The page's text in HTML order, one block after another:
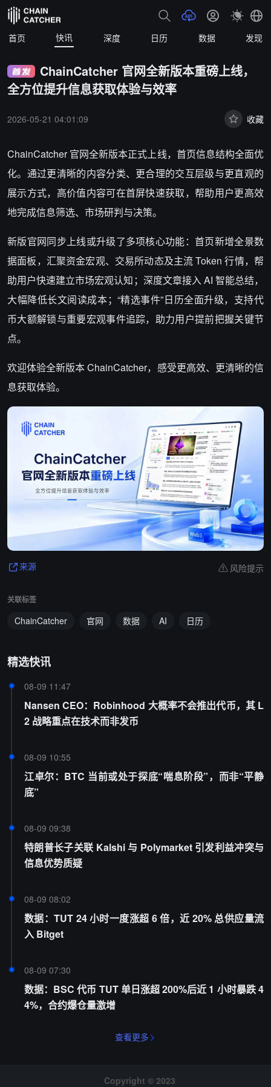
首页 快讯 深度 日历 数据 发现
ChainCatcher 官网全新版本重磅上线，
全方位提升信息获取体验与效率
2026-05-21 04:01:09 收藏
ChainCatcher 官网全新版本正式上线，首页信息结构全面优
化。通过更清晰的内容分类、更合理的交互层级与更直观的
展示方式，高价值内容可在首屏快速获取，帮助用户更高效
地完成信息筛选、市场研判与决策。
新版官网同步上线或升级了多项核心功能：首页新增全景数
据面板，汇聚资金宏观、交易所动态及主流 Token 行情，帮
助用户快速建立市场宏观认知；深度文章接入 AI 智能总结，
大幅降低长文阅读成本；“精选事件”日历全面升级，支持代
币大额解锁与重要宏观事件追踪，助力用户提前把握关键节
点。
欢迎体验全新版本 ChainCatcher，感受更高效、更清晰的信
息获取体验。
来源 风险提示
关联标签
ChainCatcher 官网 数据 AI 日历
精选快讯
08-09 11:47
Nansen CEO：Robinhood 大概率不会推出代币，其 L
2 战略重点在技术而非发币
08-09 10:55
江卓尔：BTC 当前或处于探底“喘息阶段”，而非“平静
底”
08-09 09:38
特朗普长子关联 Kalshi 与 Polymarket 引发利益冲突与
信息优势质疑
08-09 08:02
数据：TUT 24 小时一度涨超 6 倍，近 20% 总供应量流
入 Bitget
08-09 07:30
数据：BSC 代币 TUT 单日涨超 200%后近 1 小时暴跌 4
4%，合约爆仓量激增
查看更多
Copyright © 2023